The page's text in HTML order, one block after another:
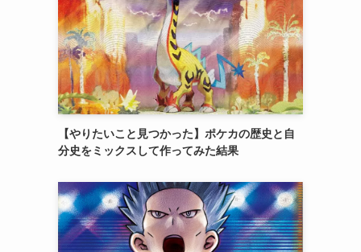
【やりたいこと見つかった】ポケカの歴史と自
分史をミックスして作ってみた結果